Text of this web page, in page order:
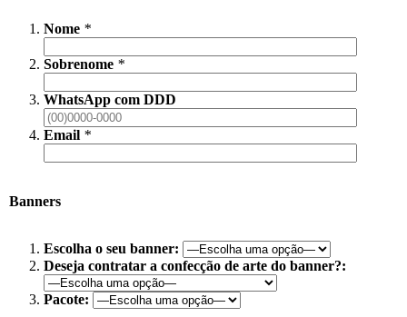
Nome *
Sobrenome *
WhatsApp com DDD
Email *
Banners
Escolha o seu banner:
Deseja contratar a confecção de arte do banner?:
Pacote: